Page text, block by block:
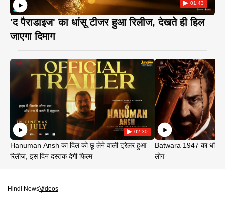
01:43
'द पैराडाइज' का धांसू टीजर हुआ रिलीज, देखते ही हिल
जाएगा दिमाग
02:30
Hanuman Ansh का दिल को छू लेने वाली ट्रेलर हुआ
रिलीज, इस दिन दस्तक देगी फिल्म
Batwara 1947 का धांसू
लोग
Hindi NewsVideos